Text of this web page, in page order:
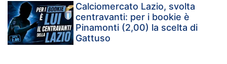
Calciomercato Lazio, svolta
centravanti: per i bookie è
Pinamonti (2,00) la scelta di
Gattuso